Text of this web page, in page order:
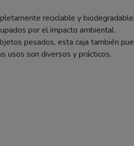
reciclable y
por el impacto ambiental.
pesados, esta caja también
usos son diversos y prácticos.